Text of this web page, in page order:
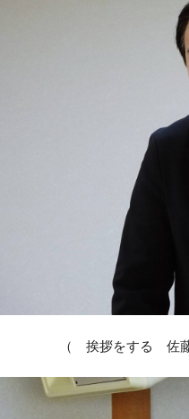
（ 挨拶をする 佐